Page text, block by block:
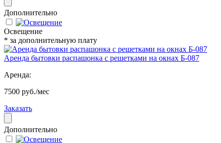
Дополнительно
Освещение
* за дополнительную плату
Аренда бытовки распашонка с решетками на окнах Б-087
Аренда:
7500 руб./мес
Заказать
Дополнительно